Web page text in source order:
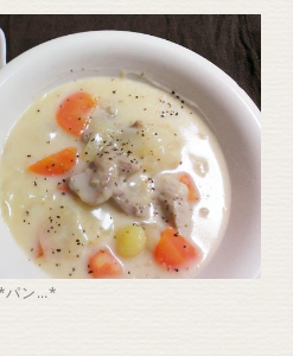
パン…*